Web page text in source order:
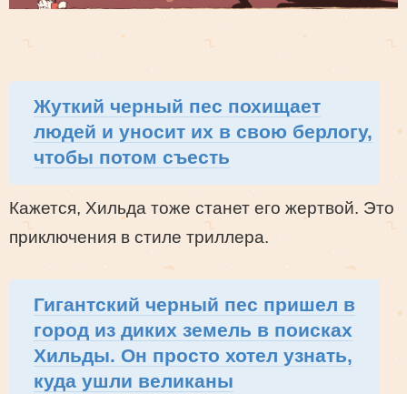
Жуткий черный пес похищает
людей и уносит их в свою берлогу,
чтобы потом съесть
Кажется, Хильда тоже станет его жертвой. Это
приключения в стиле триллера.
Гигантский черный пес пришел в
город из диких земель в поисках
Хильды. Он просто хотел узнать,
куда ушли великаны